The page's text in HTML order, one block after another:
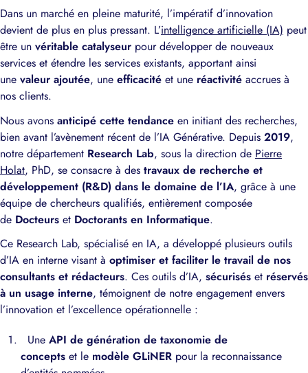
Dans un marché en pleine maturité, l’impératif d’innovation
devient de plus en plus pressant. L’intelligence artificielle (IA) peut
être un véritable catalyseur pour développer de nouveaux
services et étendre les services existants, apportant ainsi
une valeur ajoutée, une efficacité et une réactivité accrues à
nos clients.
Nous avons anticipé cette tendance en initiant des recherches,
bien avant l’avènement récent de l’IA Générative. Depuis 2019,
notre département Research Lab, sous la direction de Pierre
Holat, PhD, se consacre à des travaux de recherche et
développement (R&D) dans le domaine de l’IA, grâce à une
équipe de chercheurs qualifiés, entièrement composée
de Docteurs et Doctorants en Informatique.
Ce Research Lab, spécialisé en IA, a développé plusieurs outils
d’IA en interne visant à optimiser et faciliter le travail de nos
consultants et rédacteurs. Ces outils d’IA, sécurisés et réservés
à un usage interne, témoignent de notre engagement envers
l’innovation et l’excellence opérationnelle :
Une API de génération de taxonomie de
concepts et le modèle GLiNER pour la reconnaissance